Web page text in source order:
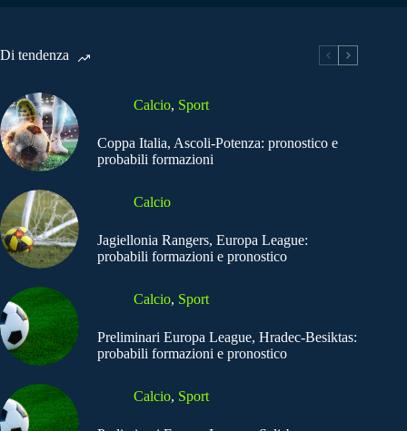
Di tendenza
Calcio, Sport
Coppa Italia, Ascoli-Potenza: pronostico e
probabili formazioni
Calcio
Jagiellonia Rangers, Europa League:
probabili formazioni e pronostico
Calcio, Sport
Preliminari Europa League, Hradec-Besiktas:
probabili formazioni e pronostico
Calcio, Sport